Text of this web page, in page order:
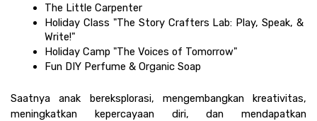
The Little Carpenter
Holiday Class "The Story Crafters Lab: Play, Speak, &
Write!"
Holiday Camp "The Voices of Tomorrow"
Fun DIY Perfume & Organic Soap
Saatnya anak bereksplorasi, mengembangkan kreativitas,
meningkatkan kepercayaan diri, dan mendapatkan